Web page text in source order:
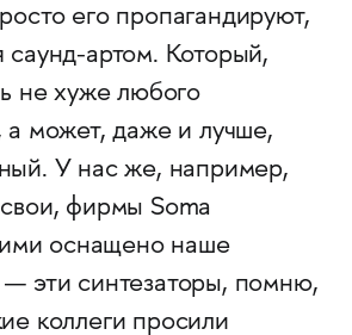
его пропагандируют,
саунд-артом. Который,
не хуже любого
а может, даже и лучше,
У нас же, например,
фирмы Soma
оснащено наше
— эти синтезаторы, помню,
коллеги просили